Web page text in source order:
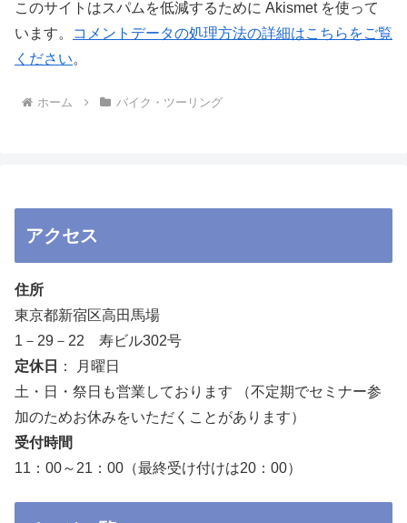
このサイトはスパムを低減するために Akismet を使って
います。
コメントデータの処理方法の詳細はこちらをご覧
ください。
ホーム バイク・ツーリング
アクセス
住所
東京都新宿区高田馬場
1－29－22 寿ビル302号
定休日
： 月曜日
土・日・祭日も営業しております （不定期でセミナー参
加のためお休みをいただくことがあります）
受付時間
11：00～21：00（最終受け付けは20：00）